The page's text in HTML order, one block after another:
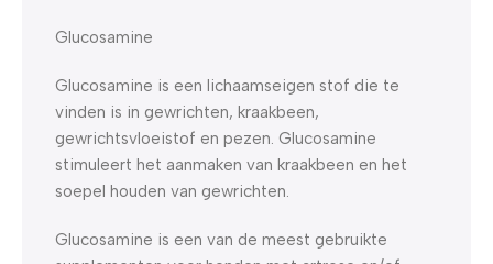
Glucosamine
Glucosamine is een lichaamseigen stof die te
vinden is in gewrichten, kraakbeen,
gewrichtsvloeistof en pezen. Glucosamine
stimuleert het aanmaken van kraakbeen en het
soepel houden van gewrichten.
Glucosamine is een van de meest gebruikte